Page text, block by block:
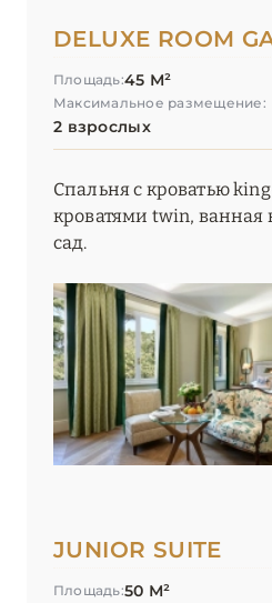
DELUXE ROOM
Площадь:45 М²
Максимальное размещение:
2 взрослых
Спальня с кроватью
кроватями twin, ванная
сад.
JUNIOR SUITE
Площадь:50 М²